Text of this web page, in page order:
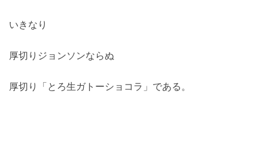
いきなり
厚切りジョンソンならぬ
厚切り「とろ生ガトーショコラ」である。